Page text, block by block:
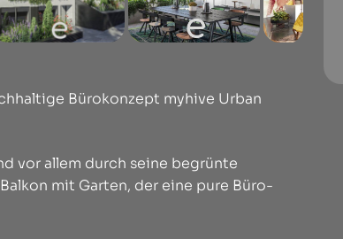
Bürokonzept myhive Urban
vor allem durch seine begrünte
mit Garten, der eine pure Büro-